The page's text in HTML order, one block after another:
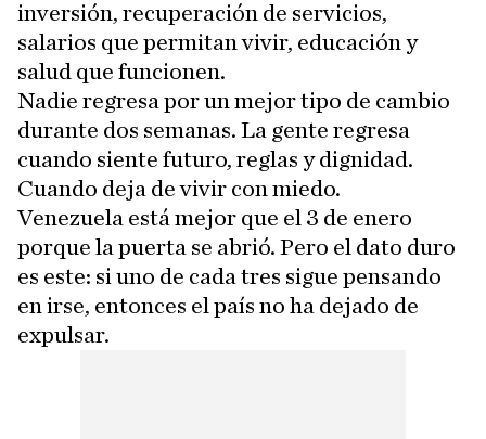
inversión, recuperación de servicios,
salarios que permitan vivir, educación y
salud que funcionen.
Nadie regresa por un mejor tipo de cambio
durante dos semanas. La gente regresa
cuando siente futuro, reglas y dignidad.
Cuando deja de vivir con miedo.
Venezuela está mejor que el 3 de enero
porque la puerta se abrió. Pero el dato duro
es este: si uno de cada tres sigue pensando
en irse, entonces el país no ha dejado de
expulsar.